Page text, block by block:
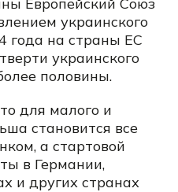
украинского
года на страны ЕС
украинского
половины.
для малого и
становится все
а стартовой
в Германии,
и других странах